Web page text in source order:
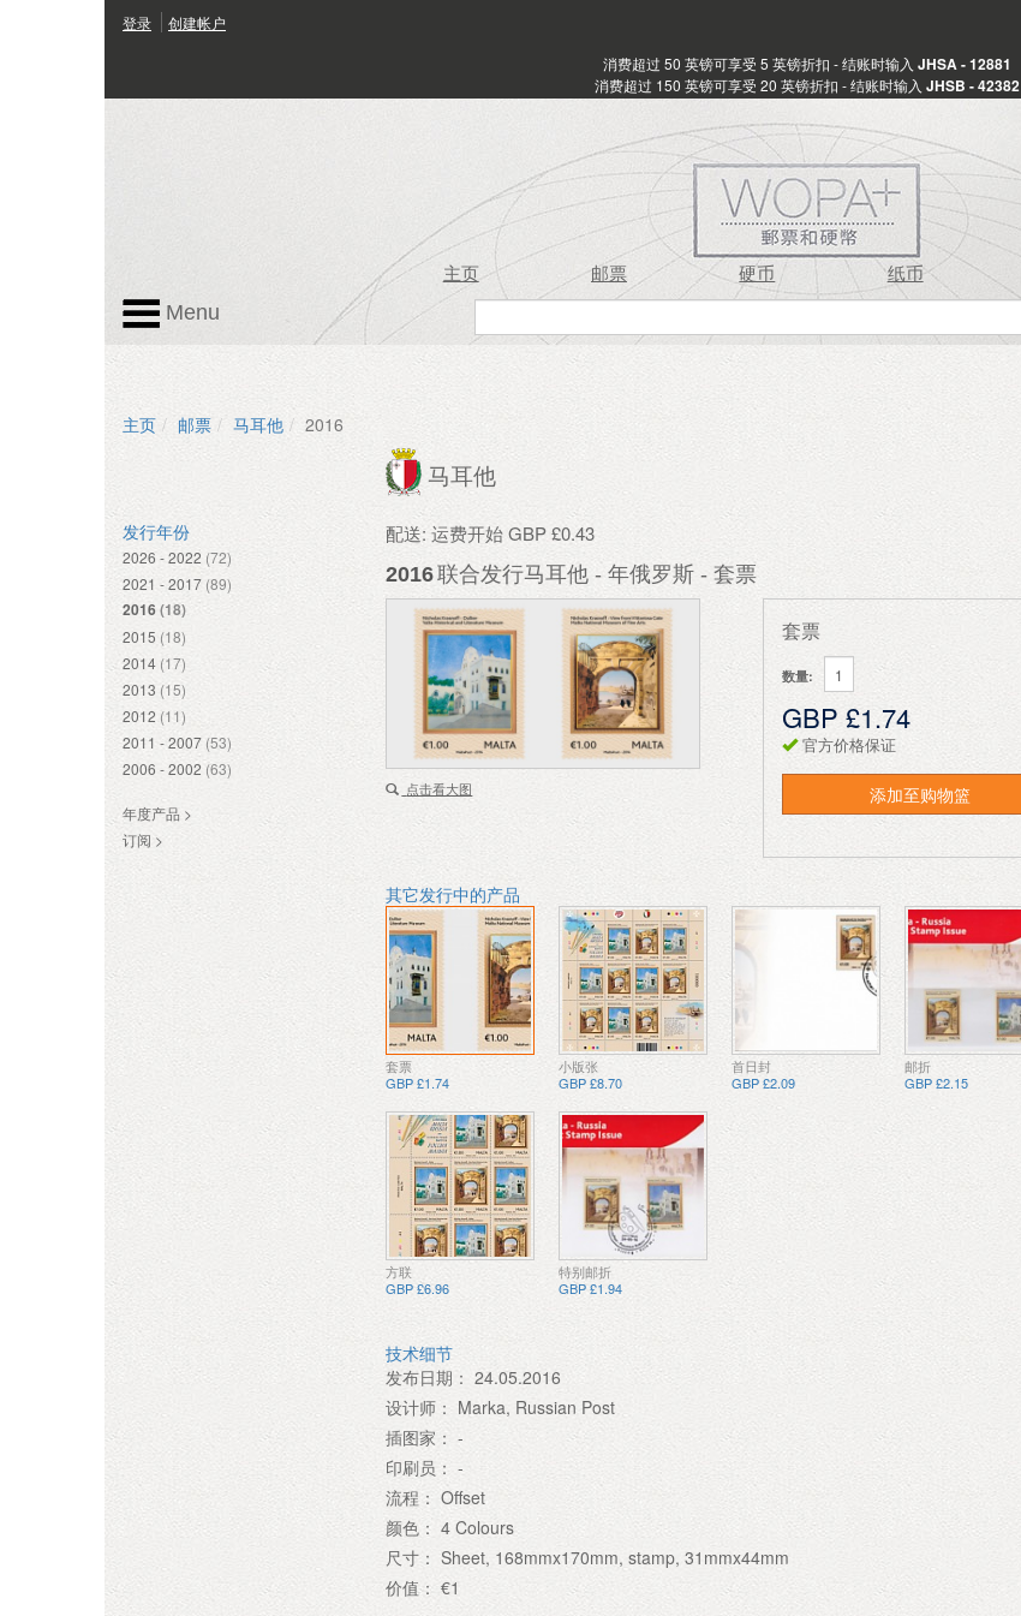
登录 创建帐户
消费超过 50 英镑可享受 5 英镑折扣 - 结账时输入 JHSA - 12881
消费超过 150 英镑可享受 20 英镑折扣 - 结账时输入 JHSB - 42382
主页 邮票 硬币 纸币
Menu
主页 邮票 马耳他 2016
发行年份
2026 - 2022 (72)
2021 - 2017 (89)
2016(18)
2015 (18)
2014 (17)
2013 (15)
2012 (11)
2011 - 2007 (53)
2006 - 2002 (63)
年度产品 >
订阅 >
马耳他
配送: 运费开始 GBP £0.43
2016联合发行马耳他 - 年俄罗斯 - 套票
点击看大图
套票
数量:
GBP £1.74
官方价格保证
添加至购物篮
其它发行中的产品
套票
GBP £1.74
小版张
GBP £8.70
首日封
GBP £2.09
邮折
GBP £2.15
方联
GBP £6.96
特别邮折
GBP £1.94
技术细节
发布日期： 24.05.2016
设计师： Marka, Russian Post
插图家： -
印刷员： -
流程： Offset
颜色： 4 Colours
尺寸： Sheet, 168mmx170mm, stamp, 31mmx44mm
价值： €1